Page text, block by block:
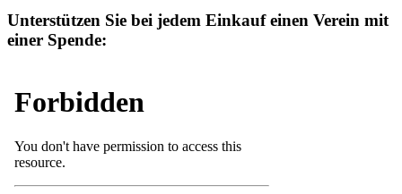
Unterstützen Sie bei jedem Einkauf einen Verein mit
einer Spende: